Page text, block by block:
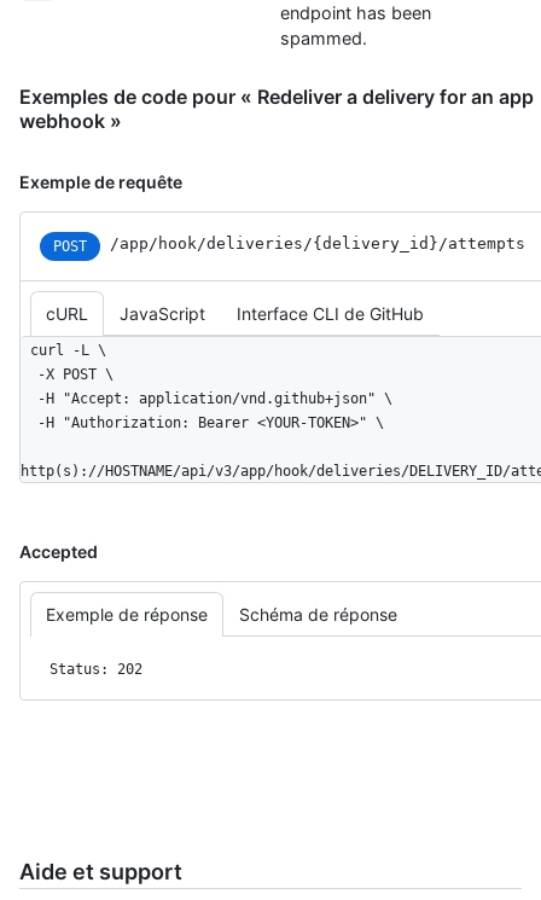
endpoint has been
spammed.
Exemples de code pour « Redeliver a delivery for an app
webhook »
Exemple de requête
POST /app/hook/deliveries/{delivery_ id}/attempts
cURL JavaScript Interface CLI de GitHub
curl -L \
http(s)://HOSTNAME/api/v3/app/hook/deliveries/DELIVERY_ID/
Accepted
Exemple de réponse Schéma de réponse
Status: 202
Aide et support